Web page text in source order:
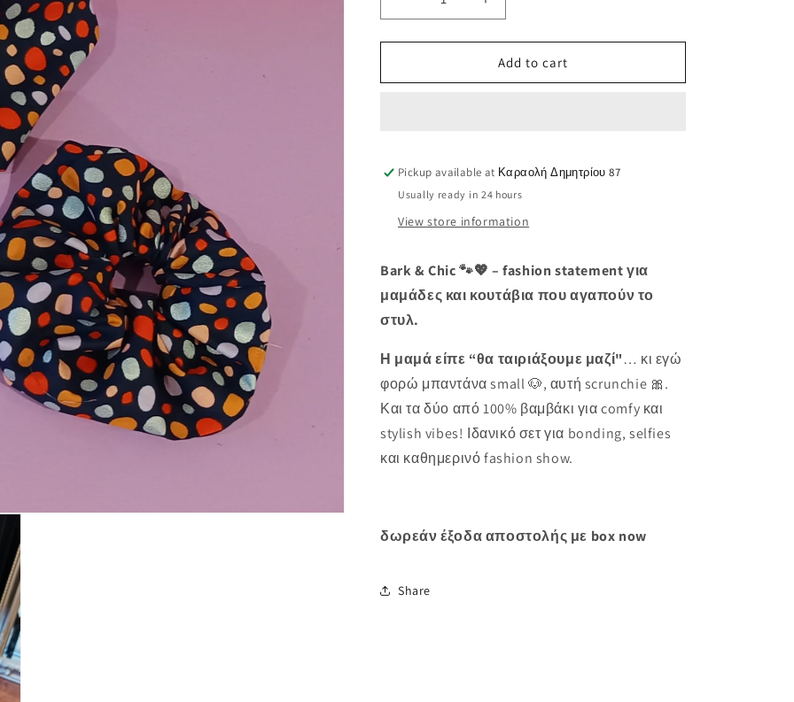
i
o
Decrease
quantity
for
&amp;
Increase
quantity
for
Bark
&amp;
Add to cart
Pickup available at Καραολή Δημητρίου 87
Usually ready in 24 hours
View store information
Bark & Chic 🐾💖 – fashion statement για
μαμάδες και κουτάβια που αγαπούν το
στυλ.
Η μαμά είπε “θα ταιριάξουμε μαζί"… κι εγώ
φορώ μπαντάνα small 🐶, αυτή scrunchie 🎀.
Και τα δύο από 100% βαμβάκι για comfy και
stylish vibes! Ιδανικό σετ για bonding, selfies
και καθημερινό fashion show.
δωρεάν έξοδα αποστολής με box now
Share